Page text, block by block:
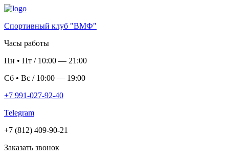
Спортивный клуб "ВМФ"
Часы работы
Пн • Пт / 10:00 — 21:00
Сб • Вс / 10:00 — 19:00
+7 991-027-92-40
Telegram
+7 (812) 409-90-21
Заказать звонок